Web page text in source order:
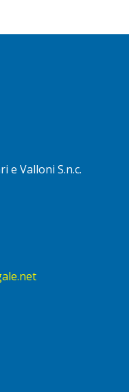
e Valloni S.n.c.